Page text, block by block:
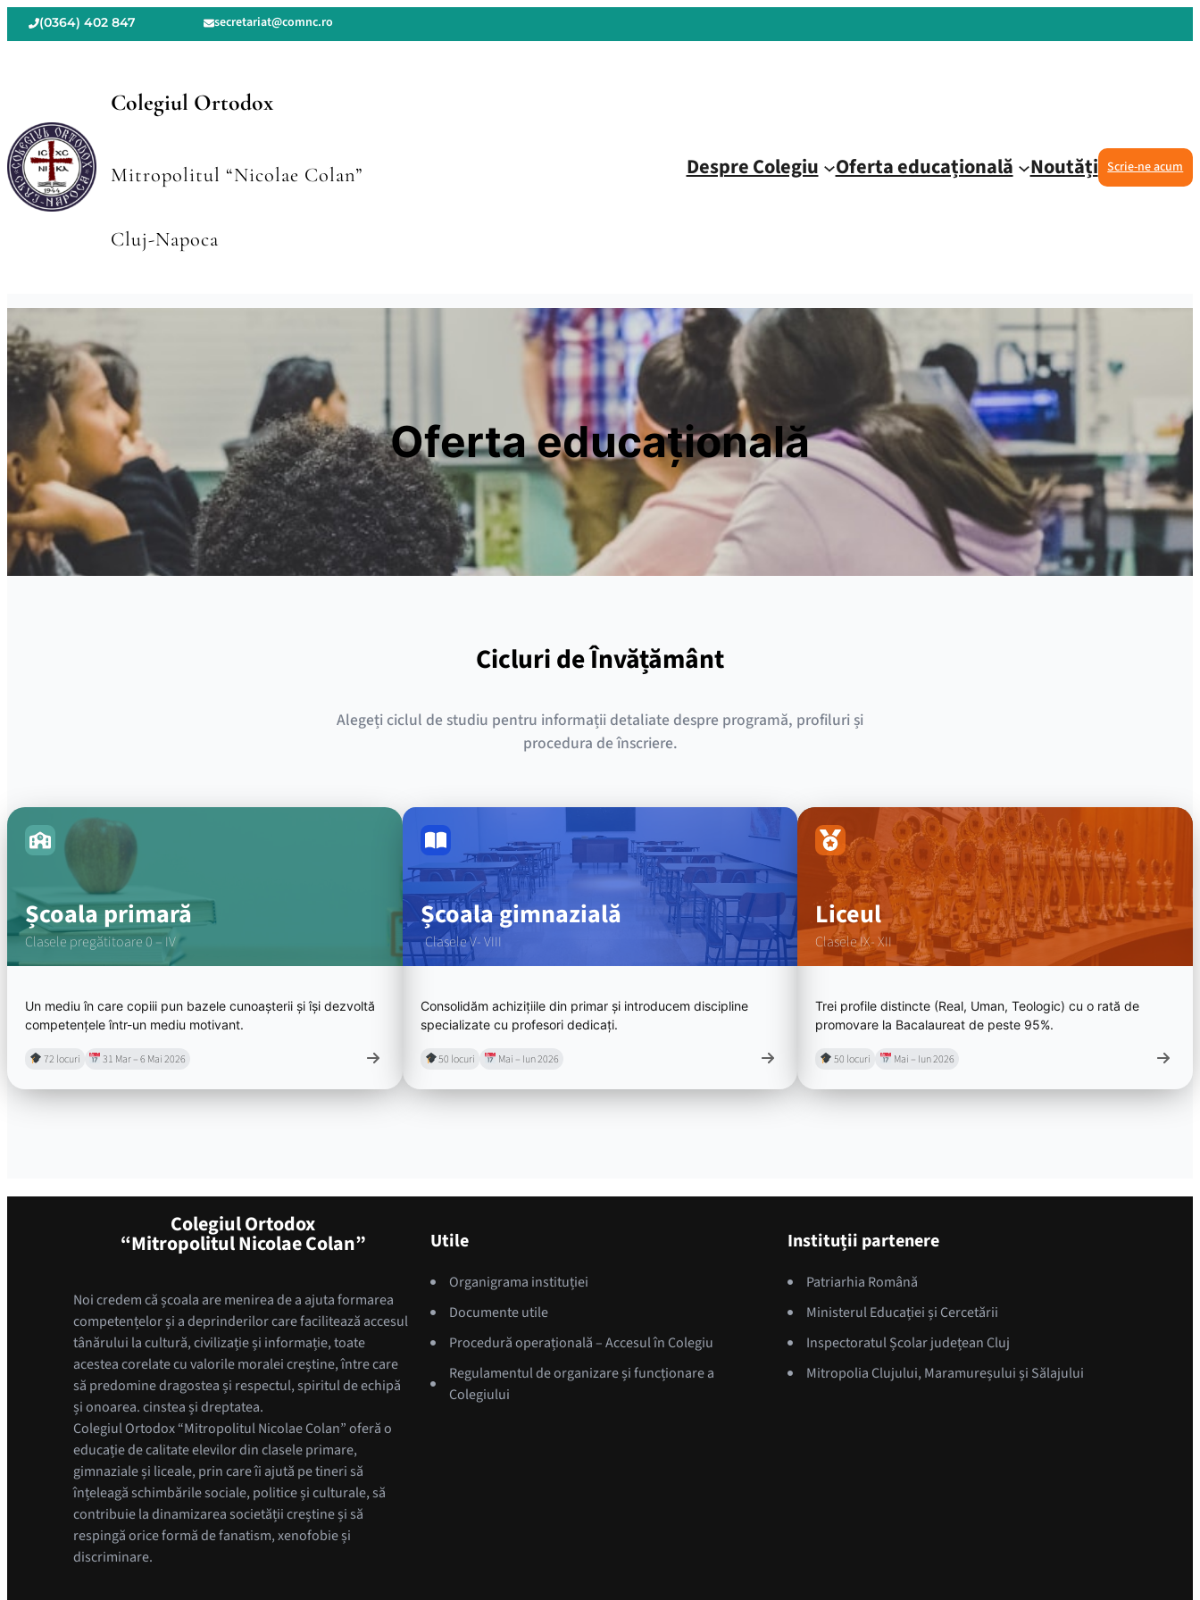
(0364) 402 847 secretariat@comnc.ro
Colegiul Ortodox
Mitropolitul “Nicolae Colan”
Cluj-Napoca
Despre Colegiu Oferta educațională Noutăți Scrie-ne acum
Oferta educațională
Cicluri de Învățământ
Alegeți ciclul de studiu pentru informații detaliate despre programă, profiluri și
procedura de înscriere.
Școala primară
Clasele pregătitoare 0 – IV
Un mediu în care copiii pun bazele cunoașterii și își dezvoltă
competențele într-un mediu motivant.
72 locuri 31 Mar – 6 Mai 2026
Școala gimnazială
Clasele V- VIII
Consolidăm achizițiile din primar și introducem discipline
specializate cu profesori dedicați.
50 locuri Mai – Iun 2026
Liceul
Clasele IX- XII
Trei profile distincte (Real, Uman, Teologic) cu o rată de
promovare la Bacalaureat de peste 95%.
50 locuri Mai – Iun 2026
Colegiul Ortodox
“Mitropolitul Nicolae Colan”
Noi credem că școala are menirea de a ajuta formarea
competențelor și a deprinderilor care facilitează accesul
tânărului la cultură, civilizație și informație, toate
acestea corelate cu valorile moralei creștine, între care
să predomine dragostea și respectul, spiritul de echipă
și onoarea. cinstea și dreptatea.
Colegiul Ortodox “Mitropolitul Nicolae Colan” oferă o
educație de calitate elevilor din clasele primare,
gimnaziale și liceale, prin care îi ajută pe tineri să
înțeleagă schimbările sociale, politice și culturale, să
contribuie la dinamizarea societății creștine și să
respingă orice formă de fanatism, xenofobie și
discriminare.
Utile
Organigrama instituției
Documente utile
Procedură operațională – Accesul în Colegiu
Regulamentul de organizare și funcționare a
Colegiului
Instituții partenere
Patriarhia Română
Ministerul Educației și Cercetării
Inspectoratul Școlar județean Cluj
Mitropolia Clujului, Maramureșului și Sălajului